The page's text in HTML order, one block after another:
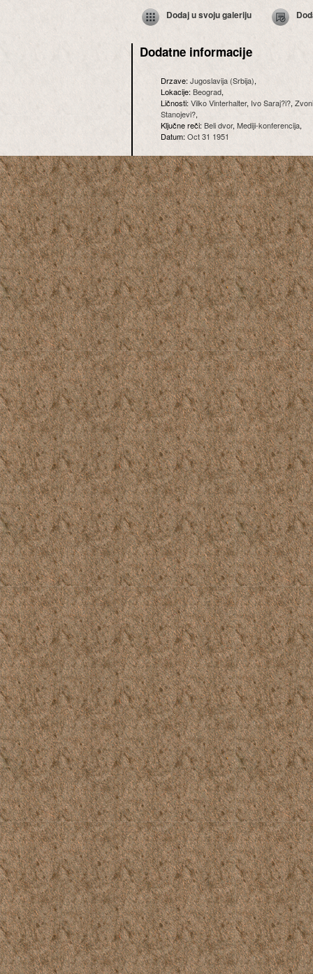
Dodaj u svoju galeriju
Dodatne informacije
Drzave:Jugoslavija (Srbija),
Lokacije:Beograd,
Ličnosti:Vilko Vinterhalter, Ivo Saraj?i?,
Stanojevi?,
Ključne reči:Beli dvor, Mediji-konferencija,
Datum: Oct 31 1951